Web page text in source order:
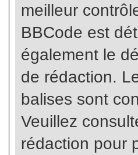
meilleur
BBCode est
également le
de rédaction.
balises sont
Veuillez
rédaction pour